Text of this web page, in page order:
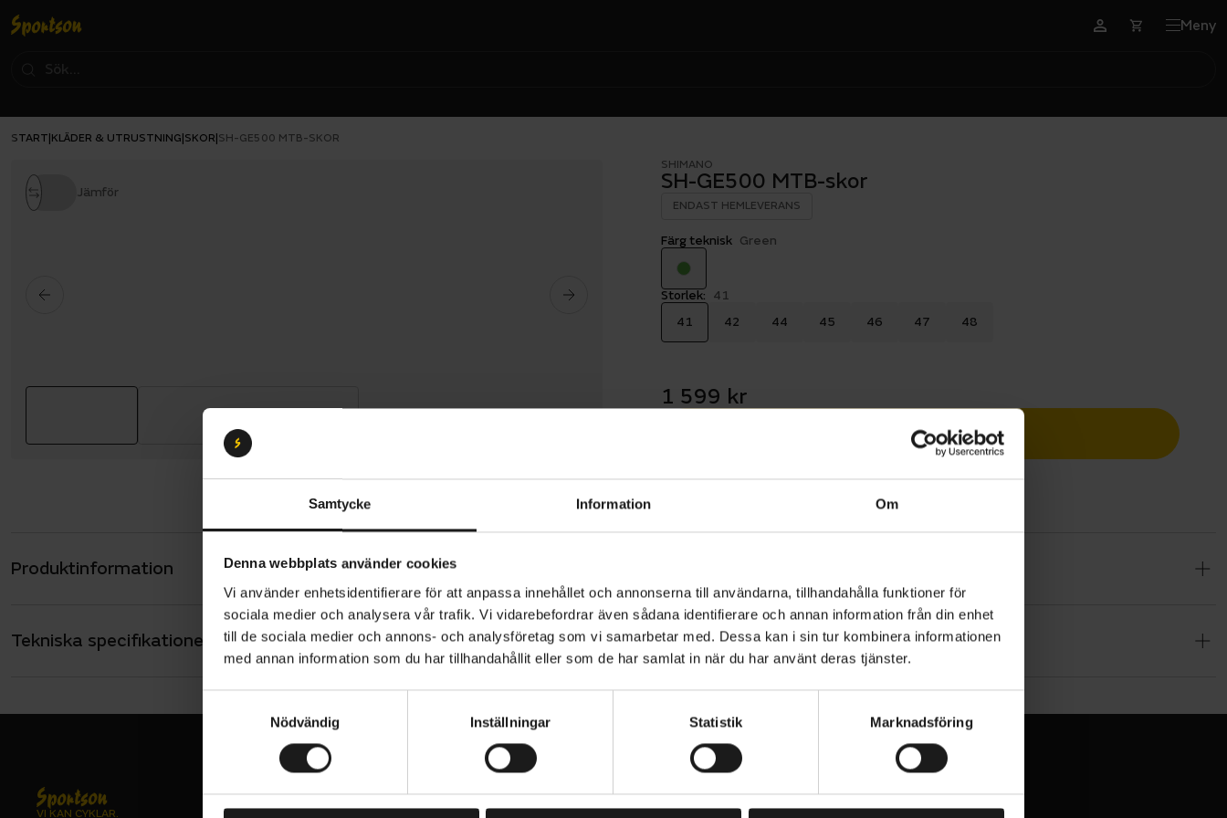
Samtycke Information Om
Denna webbplats använder cookies
Vi använder enhetsidentifierare för att anpassa innehållet och annonserna till användarna, tillhandahålla funktioner för
sociala medier och analysera vår trafik. Vi vidarebefordrar även sådana identifierare och annan information från din enhet
till de sociala medier och annons- och analysföretag som vi samarbetar med. Dessa kan i sin tur kombinera informationen
med annan information som du har tillhandahållit eller som de har samlat in när du har använt deras tjänster.
Nödvändig Inställningar Statistik Marknadsföring
Meny
START KLÄDER & UTRUSTNING SKOR SH-GE500 MTB-SKOR
Jämför
SHIMANO
SH-GE500 MTB-skor
ENDAST HEMLEVERANS
Färg teknisk Green
Storlek: 41
41
42 44 45 46 47 48
1 599 kr
Lägg i varukorg
Produktinformation
Shimano SH-GE500 MTB-skor för stigcykling.
Enduro-optimerad Shimano Ultread GE-gummiblandning och
slitsulemönster ger pålitligt grepp för både trampning och vandring
Torbal 2.0 vridstyv mellansula förbättrar flexibiliteten i ytterkant för
utmärkt kontroll vid aggressiv utförsåkning och kurvtagning
Uppdaterad Pedal Channel har en förlängd design från tå-till-häl för
nästa-generations SPD-stabilitet under icke in-klickad cykling
Halvlångt EVA-skum i lager absorberar stötar på cykeln och till fots
Ovanläder i tyg som andas ger pålitlig passform och komfort med
Tekniska specifikationer Allmänt
SKOR - TYP
MTB
VI KAN CYKLAR. PRENUMERERA PÅ VÅRT NYHETSBREV